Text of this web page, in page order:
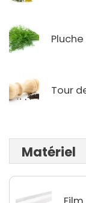
Tour
Matériel